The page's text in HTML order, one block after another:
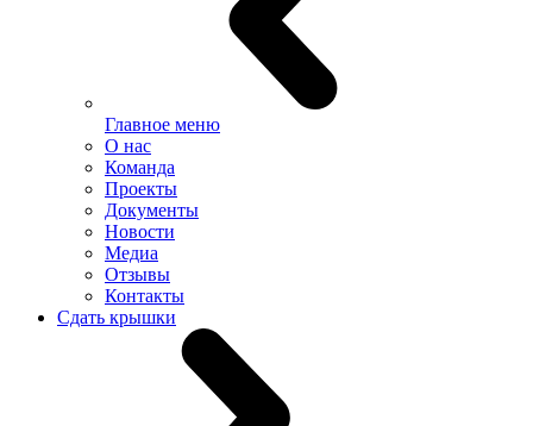
Главное меню
О нас
Команда
Проекты
Документы
Новости
Медиа
Отзывы
Контакты
Сдать крышки